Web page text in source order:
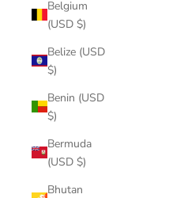
Belgium
(USD $)
Belize (USD
$)
Benin (USD
$)
Bermuda
(USD $)
Bhutan